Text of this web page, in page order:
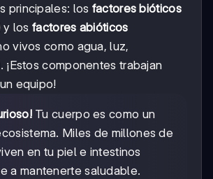
principales: los factores bióticos
y losfactores abióticos
vivos como agua, luz,
¡Estos componentes trabajan
equipo!
Tu cuerpo es como un
Miles de millones de
en tu piel e intestinos
a mantenerte saludable.